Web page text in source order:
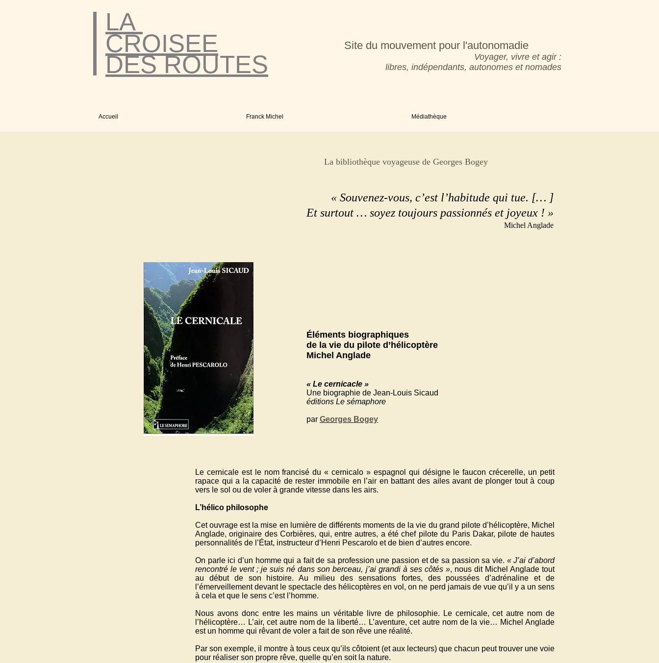
DES ROUTES
CROISEE
LA
Site du mouvement pour l'autonomadie
Voyager, vivre et agir :
libres, indépendants, autonomes et nomades
Accueil Franck Michel Médiathèque
La bibliothèque voyageuse de Georges Bogey
« Souvenez-vous, c’est l’habitude qui tue. [… ]
Et surtout … soyez toujours passionnés et joyeux ! »
Michel Anglade
Éléments biographiques
de la vie du pilote d’hélicoptère
Michel Anglade
« Le cernicacle »
Une biographie de Jean-Louis Sicaud
éditions Le sémaphore
par Georges Bogey
Le cernicale est le nom francisé du « cernicalo » espagnol qui désigne le faucon crécerelle, un petit
rapace qui a la capacité de rester immobile en l’air en battant des ailes avant de plonger tout à coup
vers le sol ou de voler à grande vitesse dans les airs.
L’hélico philosophe
Cet ouvrage est la mise en lumière de différents moments de la vie du grand pilote d’hélicoptère, Michel
Anglade, originaire des Corbières, qui, entre autres, a été chef pilote du Paris Dakar, pilote de hautes
personnalités de l’État, instructeur d’Henri Pescarolo et de bien d’autres encore.
On parle ici d’un homme qui a fait de sa profession une passion et de sa passion sa vie. « J’ai d’abord
rencontré le vent ; je suis né dans son berceau, j’ai grandi à ses côtés », nous dit Michel Anglade tout
au début de son histoire. Au milieu des sensations fortes, des poussées d’adrénaline et de
l’émerveillement devant le spectacle des hélicoptères en vol, on ne perd jamais de vue qu’il y a un sens
à cela et que le sens c’est l’homme.
Nous avons donc entre les mains un véritable livre de philosophie. Le cernicale, cet autre nom de
l’hélicoptère… L’air, cet autre nom de la liberté… L’aventure, cet autre nom de la vie… Michel Anglade
est un homme qui rêvant de voler a fait de son rêve une réalité.
Par son exemple, il montre à tous ceux qu’ils côtoient (et aux lecteurs) que chacun peut trouver une voie
pour réaliser son propre rêve, quelle qu’en soit la nature.